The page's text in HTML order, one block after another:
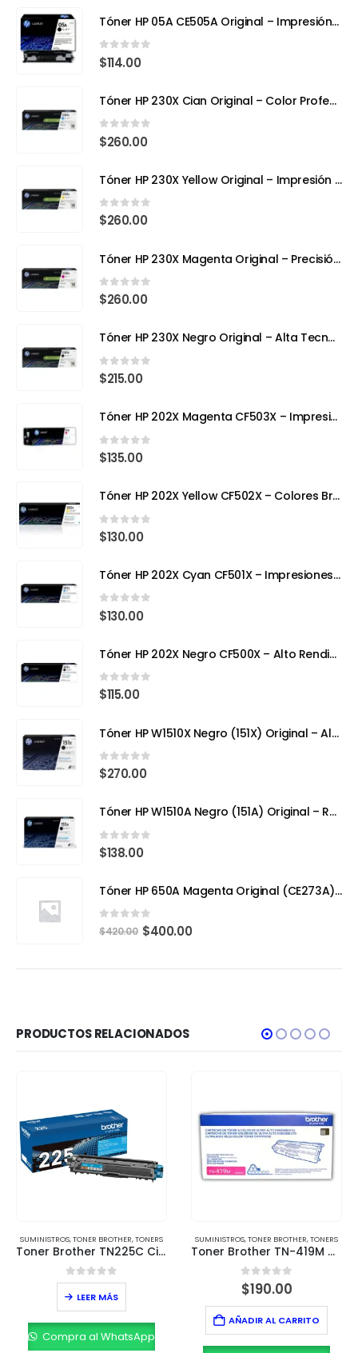
Tóner HP 05A CE505A Original – Impresión Profesional para tu HP LaserJet
0out of 5
$114.00
Tóner HP 230X Cian Original – Color Profesional y Máximo Rendimiento con Tecnología TerraJet
0 out of 5
$260.00
Tóner HP 230X Yellow Original – Impresión Láser a Todo Color con Eficiencia y Precisión
0out of 5
$260.00
Tóner HP 230X Magenta Original – Precisión, Color y Tecnología Avanzada
0out of 5
$260.00
Tóner HP 230X Negro Original – Alta Tecnología, Máximo Rendimiento
0out of 5
$215.00
Tóner HP 202X Magenta CF503X – Impresión con Color y Precisión Profesional
0out of 5
$135.00
Tóner HP 202X Yellow CF502X – Colores Brillantes, Calidad Profesional
0out of 5
$130.00
Tóner HP 202X Cyan CF501X – Impresiones Vivas y de Alta Precisión
0out of 5
$130.00
Tóner HP 202X Negro CF500X – Alto Rendimiento para Impresoras Láser a Color
0out of 5
$115.00
Tóner HP W1510X Negro (151X) Original – Alto Rendimiento para HP LaserJet Pro
0out of 5
$270.00
Tóner HP W1510A Negro (151A) Original – Rendimiento Eficiente para tu HP LaserJet Pro 4103fdw
0out of 5
$138.00
Tóner HP 650A Magenta Original (CE273A) – Calidad Profesional y Rendimiento Superior
0 out of 5
$420.00 $400.00
PRODUCTOS RELACIONADOS
SUMINISTROS,TONER BROTHER,TONERS
Toner Brother TN225C Cian – Rendimiento de 2,200 páginas
0out of 5
LEER MÁS
Compra al WhatsApp
SUMINISTROS,TONER BROTHER,TONERS
Toner Brother TN-419M Magenta – Rendimiento de 9,000 páginas
0out of 5
$190.00
AÑADIR AL CARRITO